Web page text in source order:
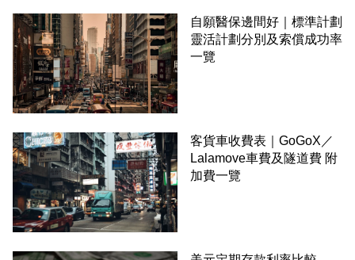
自願醫保邊間好｜標準計劃
靈活計劃分別及索償成功率
一覽
客貨車收費表｜GoGoX／
Lalamove車費及隧道費 附
加費一覽